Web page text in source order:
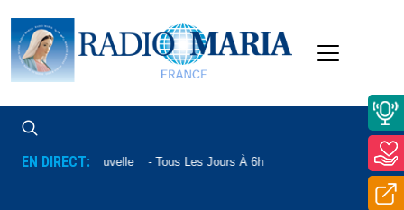
EN DIRECT:Aube Nouvelle Tous Les Jours À 6h